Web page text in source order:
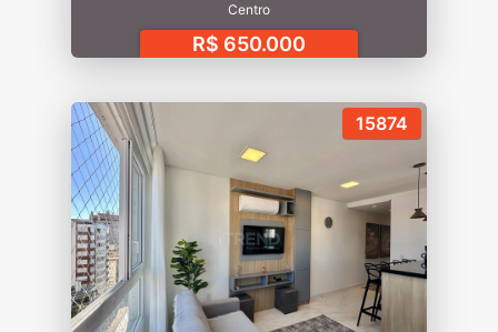
Centro
R$ 650.000
15874